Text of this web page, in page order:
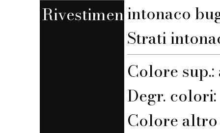
Rivestimentointonaco
Strati
Colore sup.:
Degr. colori:
Colore altro